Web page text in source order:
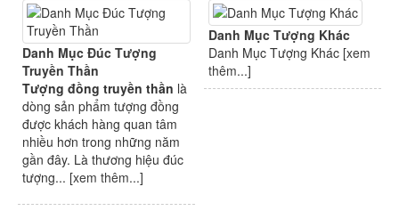
Danh Mục Đúc Tượng
Truyền Thần
Tượng đồng truyền thần là
dòng sản phẩm tượng đồng
được khách hàng quan tâm
nhiều hơn trong những năm
gần đây. Là thương hiệu đúc
tượng... [xem thêm...]
Danh Mục Tượng Khác
Danh Mục Tượng Khác [xem
thêm...]